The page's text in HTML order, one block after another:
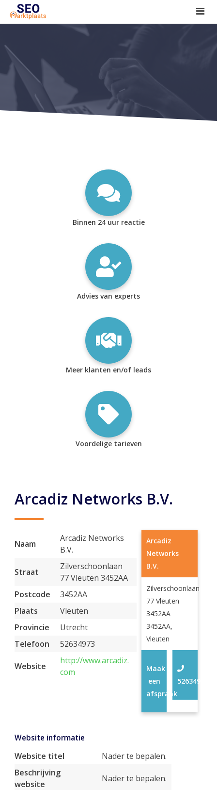
SEO tools reviews
Marketeer bij jou in de buurt?
Offerte
1. Seo voor beginners +
2. Onderzoeken +
Binnen 24 uur reactie
Advies van experts
Meer klanten en/of leads
Voordelige tarieven
Arcadiz Networks B.V.
Naam
Arcadiz Networks
B.V.
Straat
Zilverschoonlaan
77 Vleuten 3452AA
Postcode
3452AA
Plaats
Vleuten
Provincie
Utrecht
Telefoon
52634973
Website
http://www.arcadiz.
com
Arcadiz
Networks
B.V.
Zilverschoonlaan
77 Vleuten
3452AA
3452AA,
Vleuten
52634973
Maak
een
afspraak
Website informatie
Website titel
Nader te bepalen.
Beschrijving
website
Nader te bepalen.